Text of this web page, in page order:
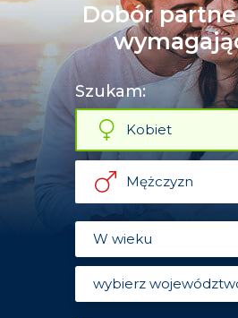
Dobór
Szukam:
Kobiet
Mężczyzn